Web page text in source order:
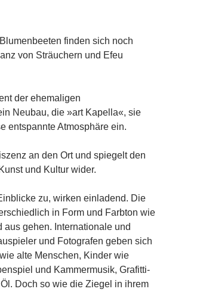
finden sich noch
von Sträuchern und Efeu
der ehemaligen
Neubau, die »art Kapella«, sie
entspannte Atmosphäre ein.
an den Ort und spiegelt den
und Kultur wider.
zu, wirken einladend. Die
in Form und Farbton wie
gehen. Internationale und
und Fotografen geben sich
alte Menschen, Kinder wie
und Kammermusik, Grafitti-
Doch so wie die Ziegel in ihrem